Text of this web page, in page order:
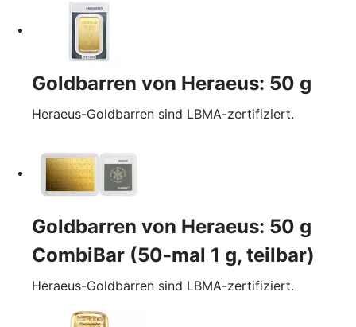
Goldbarren von Heraeus: 50 g
Heraeus-Goldbarren sind LBMA-zertifiziert.
Goldbarren von Heraeus: 50 g
CombiBar (50-mal 1 g, teilbar)
Heraeus-Goldbarren sind LBMA-zertifiziert.